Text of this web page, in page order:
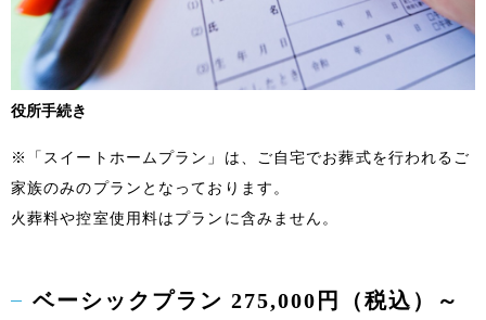
役所手続き
※「スイートホームプラン」は、ご自宅でお葬式を行われるご
家族のみのプランとなっております。
火葬料や控室使用料はプランに含みません。
ベーシックプラン 275,000円（税込）～